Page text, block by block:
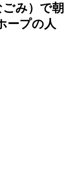
み）で朝
ープの人